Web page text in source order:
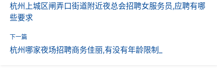
杭州上城区闸弄口街道附近夜总会招聘女服务员,应聘有哪
些要求
杭州哪家夜场招聘商务佳丽,有没有年龄限制_